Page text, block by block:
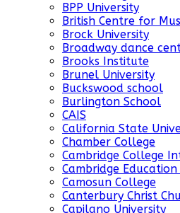
BPP University
British Centre for
Brock University
Broadway dance
Brooks Institute
Brunel University
Buckswood school
Burlington School
CAIS
California State
Chamber College
Cambridge College
Cambridge
Camosun College
Canterbury Christ
Capilano University